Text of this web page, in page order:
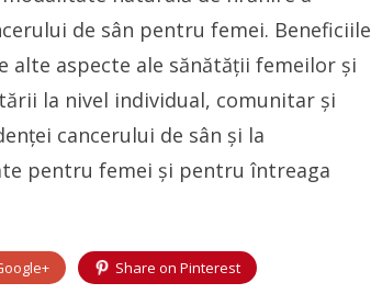
de sân pentru femei. Beneficiile
alte aspecte ale sănătății femeilor și
la nivel individual, comunitar și
cancerului de sân și la
pentru femei și pentru întreaga
Share on Pinterest